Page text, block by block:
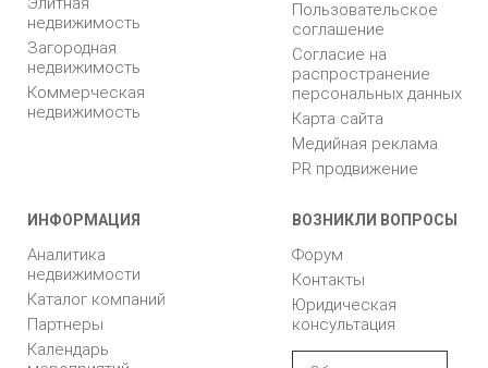
недвижимость
Загородная
недвижимость
Коммерческая
недвижимость
Пользовательское
соглашение
Согласие на
распространение
персональных данных
Карта сайта
Медийная реклама
PR продвижение
ИНФОРМАЦИЯ
Аналитика
недвижимости
Каталог компаний
Партнеры
Календарь
ВОЗНИКЛИ ВОПРОСЫ
Форум
Контакты
Юридическая
консультация